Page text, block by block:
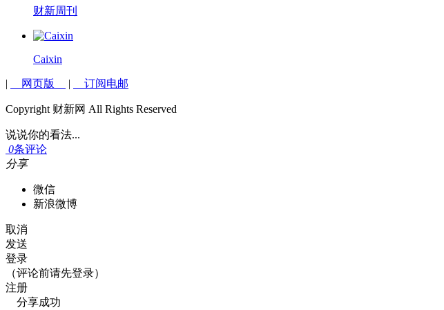
财新周刊
Caixin
| 网页版 | 订阅电邮
Copyright 财新网 All Rights Reserved
说说你的看法...
0条评论
分享
微信
新浪微博
取消
发送
登录
（评论前请先登录）
注册
分享成功